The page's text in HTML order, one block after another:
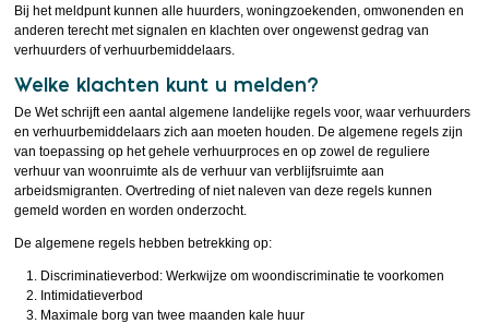
Bij het meldpunt kunnen alle huurders, woningzoekenden, omwonenden en
anderen terecht met signalen en klachten over ongewenst gedrag van
verhuurders of verhuurbemiddelaars.
Welke klachten kunt u melden?
De Wet schrijft een aantal algemene landelijke regels voor, waar verhuurders
en verhuurbemiddelaars zich aan moeten houden. De algemene regels zijn
van toepassing op het gehele verhuurproces en op zowel de reguliere
verhuur van woonruimte als de verhuur van verblijfsruimte aan
arbeidsmigranten. Overtreding of niet naleven van deze regels kunnen
gemeld worden en worden onderzocht.
De algemene regels hebben betrekking op:
Discriminatieverbod: Werkwijze om woondiscriminatie te voorkomen
Intimidatieverbod
Maximale borg van twee maanden kale huur